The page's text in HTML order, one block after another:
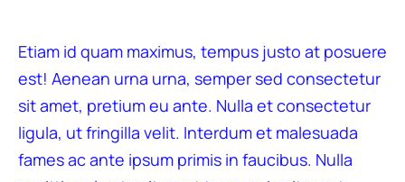
Etiam id quam maximus, tempus justo at posuere
est! Aenean urna urna, semper sed consectetur
sit amet, pretium eu ante. Nulla et consectetur
ligula, ut fringilla velit. Interdum et malesuada
fames ac ante ipsum primis in faucibus. Nulla